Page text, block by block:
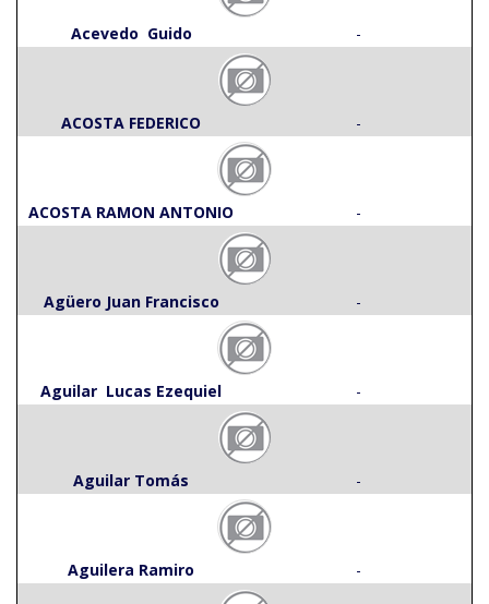
Acevedo Guido -
ACOSTA FEDERICO -
ACOSTA RAMON ANTONIO -
Agüero Juan Francisco -
Aguilar Lucas Ezequiel -
Aguilar Tomás -
Aguilera Ramiro -